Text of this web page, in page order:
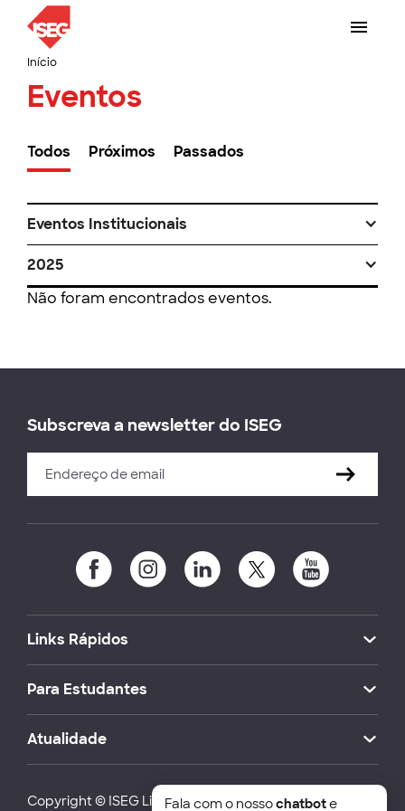
Início
Eventos
Todos Próximos Passados
Eventos Institucionais
2025
Não foram encontrados eventos.
Subscreva a newsletter do ISEG
Links Rápidos
Para Estudantes
Atualidade
Copyright © ISEG Lisbon School of Economics and
Fala com o nossochatbote